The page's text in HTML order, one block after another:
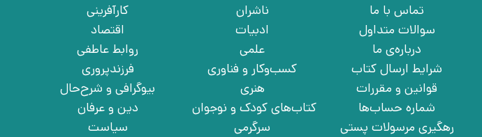
تماس با ما
سوالات متداول
درباره‌ی ما
شرایط ارسال کتاب
قوانین و مقررات
شماره حساب‌ها
رهگیری مرسولات پستی
ناشران
ادبیات
علمی
کسب‌وکار و فناوری
هنری
کتاب‌های کودک و نوجوان
سرگرمی
کارآفرینی
اقتصاد
روابط عاطفی
فرزندپروری
بیوگرافی و شرح‌حال
دین و عرفان
سیاست